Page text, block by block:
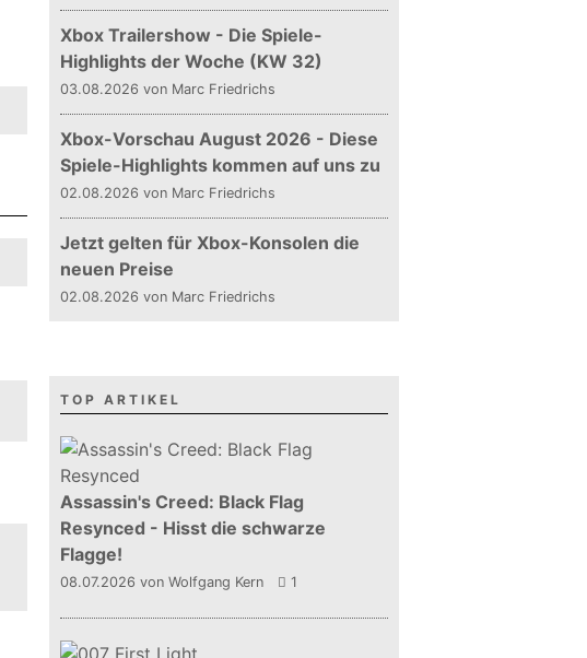
Xbox Trailershow - Die Spiele-
Highlights der Woche (KW 32)
03.08.2026 von Marc Friedrichs
Xbox-Vorschau August 2026 - Diese
Spiele-Highlights kommen auf uns zu
02.08.2026 von Marc Friedrichs
Jetzt gelten für Xbox-Konsolen die
neuen Preise
02.08.2026 von Marc Friedrichs
TOP ARTIKEL
Assassin's Creed: Black Flag
Resynced - Hisst die schwarze
Flagge!
08.07.2026 von Wolfgang Kern 1